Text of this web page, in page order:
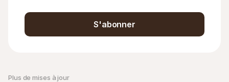
Plus de mises à jour
S'abonner